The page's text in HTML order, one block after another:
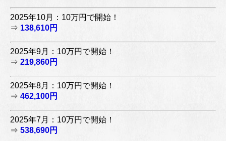
2025年10月：10万円で開始！
⇒ 138,610円
2025年9月：10万円で開始！
⇒ 219,860円
2025年8月：10万円で開始！
⇒ 462,100円
2025年7月：10万円で開始！
⇒ 538,690円